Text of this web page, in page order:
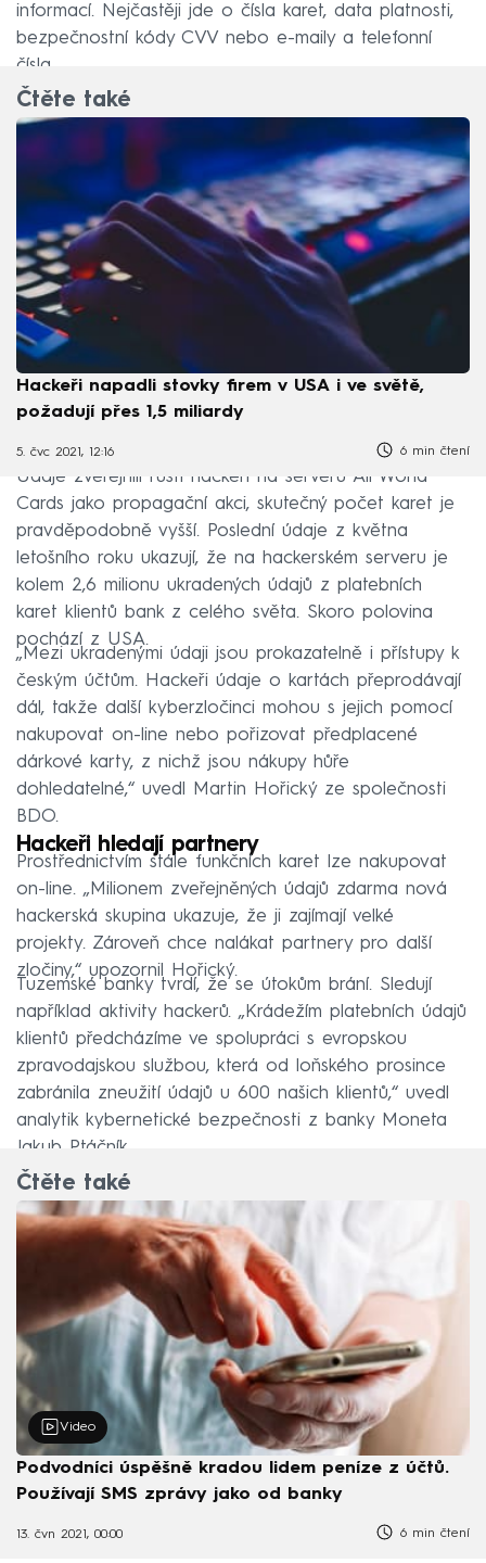
informací. Nejčastěji jde o čísla karet, data platnosti,
bezpečnostní kódy CVV nebo e-maily a telefonní
čísla
Čtěte také
Hackeři napadli stovky firem v USA i ve světě,
požadují přes 1,5 miliardy
5. čvc 2021, 12:16 6 min čtení
Údaje zveřejnili ruští hackeři na serveru All World
Cards jako propagační akci, skutečný počet karet je
pravděpodobně vyšší. Poslední údaje z května
letošního roku ukazují, že na hackerském serveru je
kolem 2,6 milionu ukradených údajů z platebních
karet klientů bank z celého světa. Skoro polovina
pochází z USA.
„Mezi ukradenými údaji jsou prokazatelně i přístupy k
českým účtům. Hackeři údaje o kartách přeprodávají
dál, takže další kyberzločinci mohou s jejich pomocí
nakupovat on-line nebo pořizovat předplacené
dárkové karty, z nichž jsou nákupy hůře
dohledatelné,“ uvedl Martin Hořický ze společnosti
BDO.
Hackeři hledají partnery
Prostřednictvím stále funkčních karet lze nakupovat
on-line. „Milionem zveřejněných údajů zdarma nová
hackerská skupina ukazuje, že ji zajímají velké
projekty. Zároveň chce nalákat partnery pro další
zločiny,“ upozornil Hořický.
Tuzemské banky tvrdí, že se útokům brání. Sledují
například aktivity hackerů. „Krádežím platebních údajů
klientů předcházíme ve spolupráci s evropskou
zpravodajskou službou, která od loňského prosince
zabránila zneužití údajů u 600 našich klientů,“ uvedl
analytik kybernetické bezpečnosti z banky Moneta
Jakub Ptáčník.
Čtěte také
Video
Podvodníci úspěšně kradou lidem peníze z účtů.
Používají SMS zprávy jako od banky
13. čvn 2021, 00:00 6 min čtení